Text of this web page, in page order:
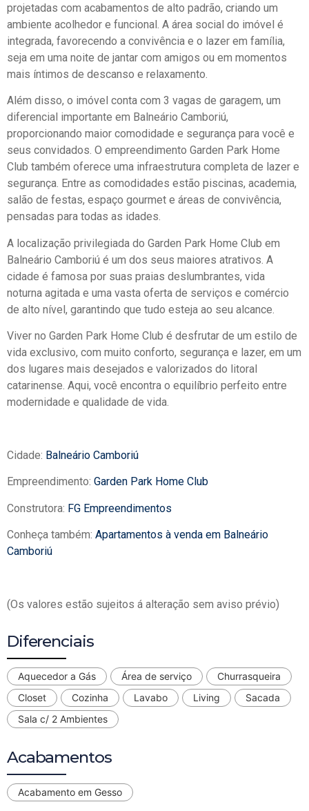
projetadas com acabamentos de alto padrão, criando um
ambiente acolhedor e funcional. A área social do imóvel é
integrada, favorecendo a convivência e o lazer em família,
seja em uma noite de jantar com amigos ou em momentos
mais íntimos de descanso e relaxamento.
Além disso, o imóvel conta com 3 vagas de garagem, um
diferencial importante em Balneário Camboriú,
proporcionando maior comodidade e segurança para você e
seus convidados. O empreendimento Garden Park Home
Club também oferece uma infraestrutura completa de lazer e
segurança. Entre as comodidades estão piscinas, academia,
salão de festas, espaço gourmet e áreas de convivência,
pensadas para todas as idades.
A localização privilegiada do Garden Park Home Club em
Balneário Camboriú é um dos seus maiores atrativos. A
cidade é famosa por suas praias deslumbrantes, vida
noturna agitada e uma vasta oferta de serviços e comércio
de alto nível, garantindo que tudo esteja ao seu alcance.
Viver no Garden Park Home Club é desfrutar de um estilo de
vida exclusivo, com muito conforto, segurança e lazer, em um
dos lugares mais desejados e valorizados do litoral
catarinense. Aqui, você encontra o equilíbrio perfeito entre
modernidade e qualidade de vida.
Cidade: Balneário Camboriú
Empreendimento: Garden Park Home Club
Construtora: FG Empreendimentos
Conheça também: Apartamentos à venda em Balneário
Camboriú
(Os valores estão sujeitos á alteração sem aviso prévio)
Diferenciais
Aquecedor a Gás Área de serviço
Churrasqueira
Closet
Cozinha Lavabo Living
Sacada
Sala c/ 2 Ambientes
Acabamentos
Acabamento em Gesso